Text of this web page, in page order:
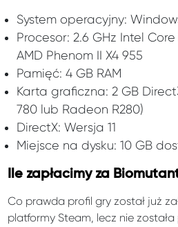
System operacyjny:
Procesor: 2.6 GHz Intel
AMD Phenom II X4 955
Pamięć: 4 GB RAM
Karta graficzna: 2 GB
780 lub Radeon R280)
DirectX: Wersja 11
Miejsce na dysku: 10 GB
Ile zapłacimy za
Co prawda profil gry został już
platformy Steam, lecz nie